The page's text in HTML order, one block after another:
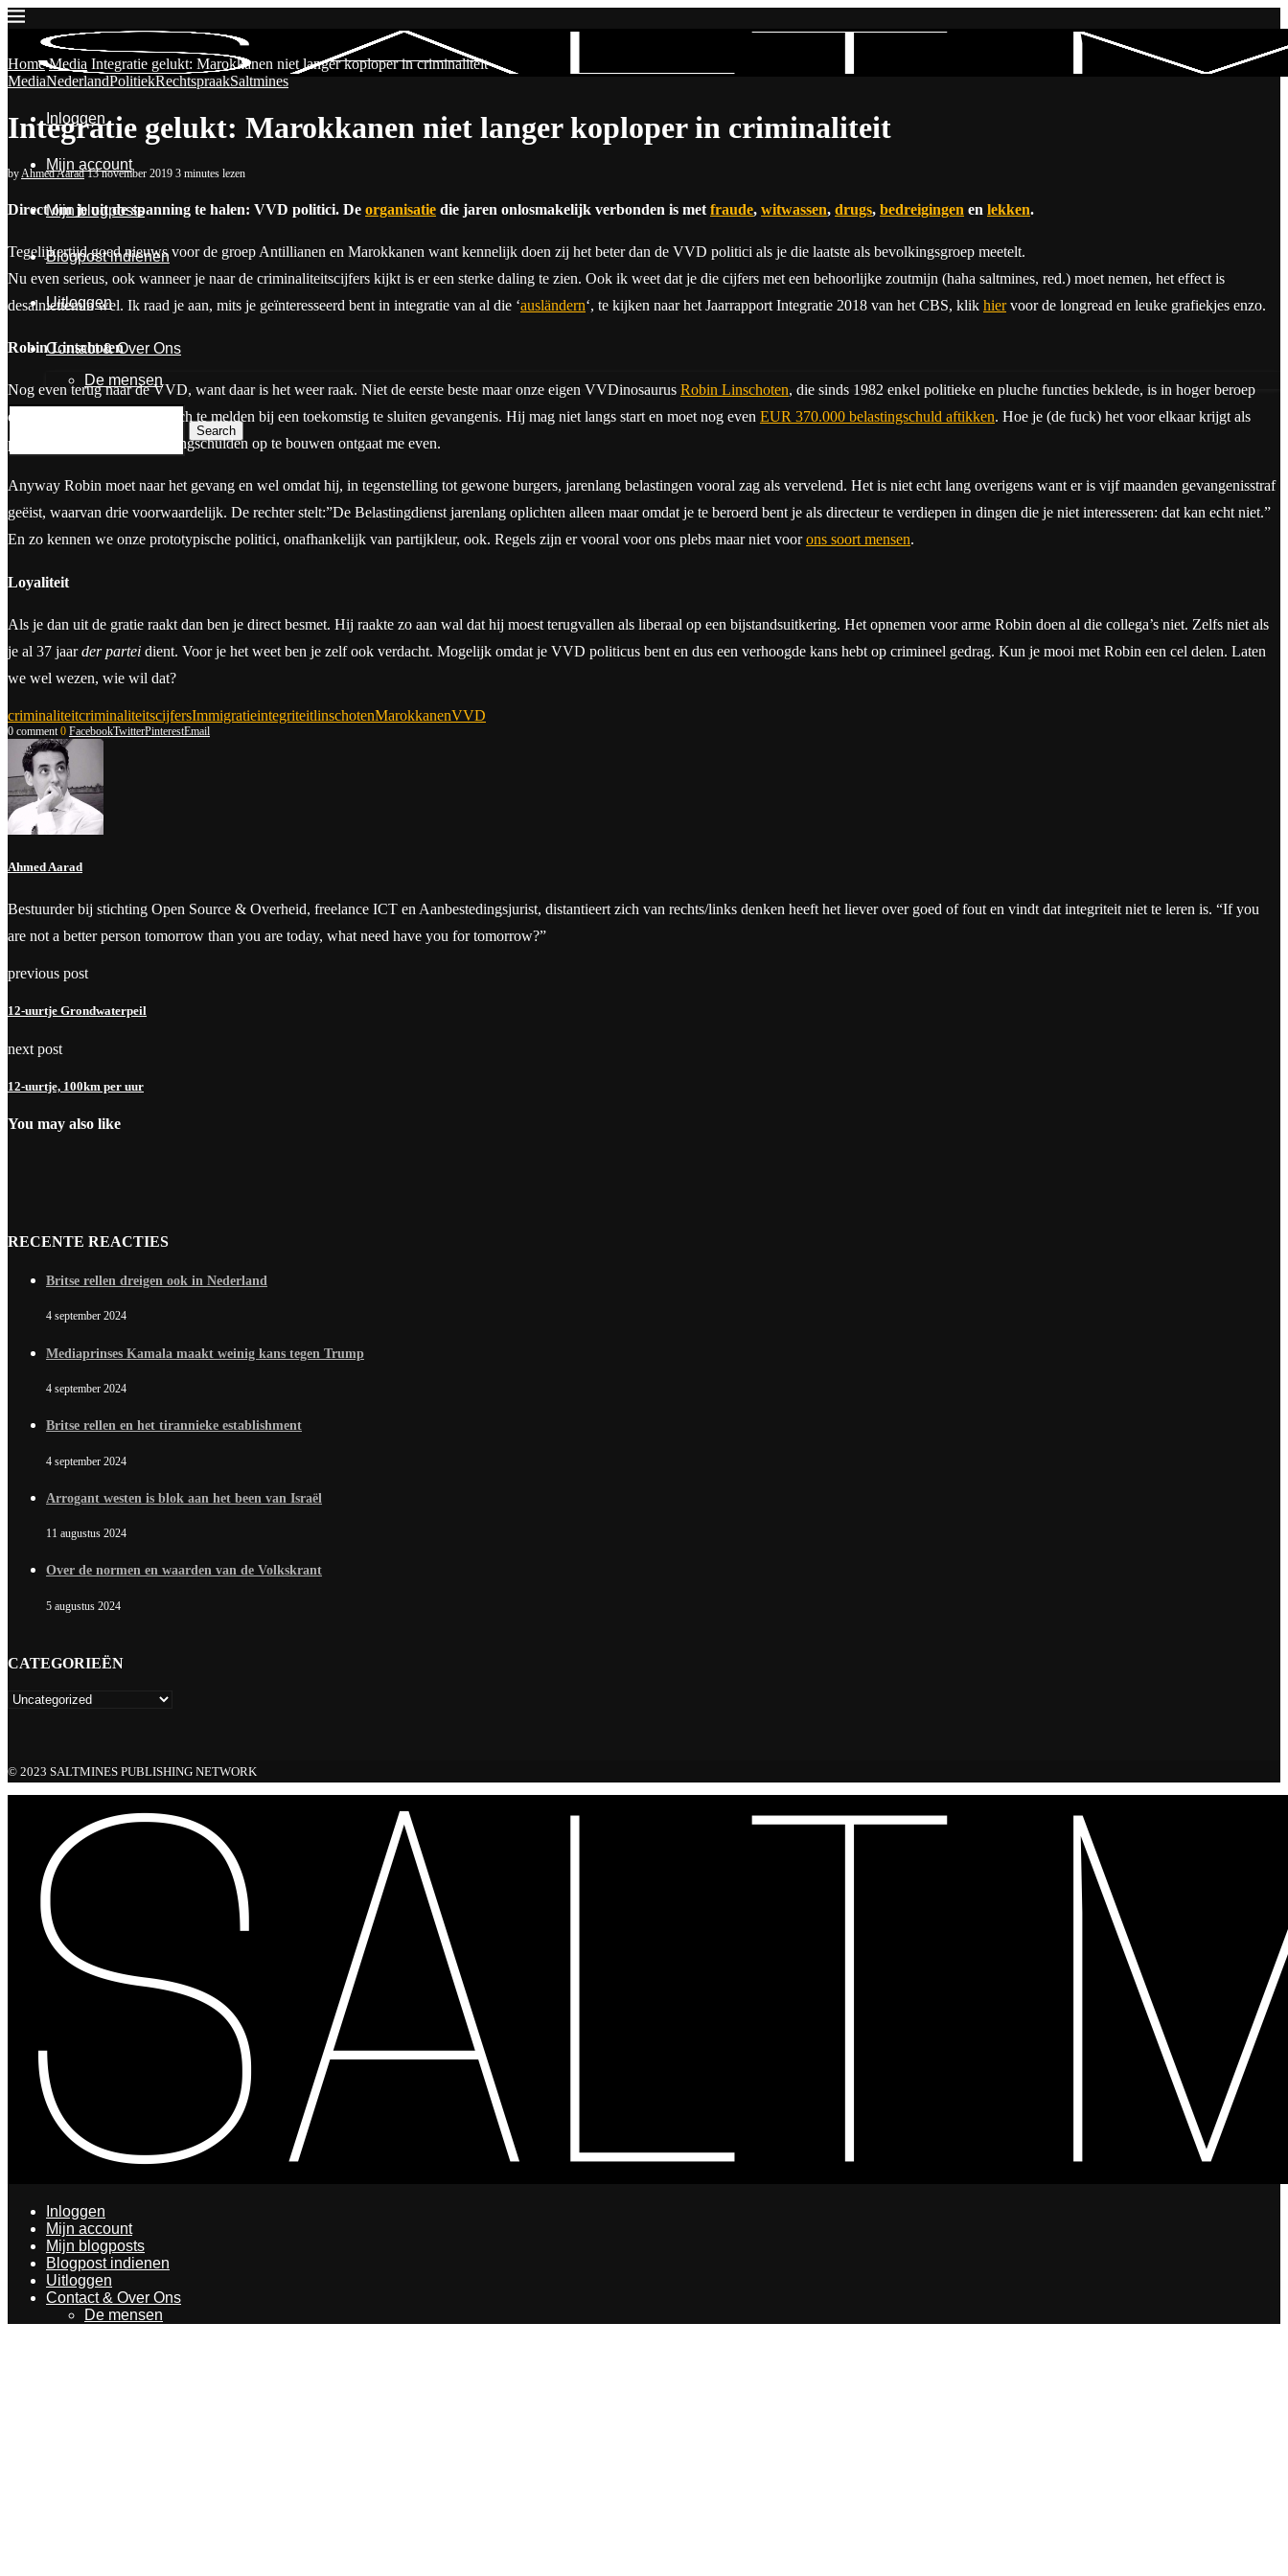
Inloggen
Mijn account
Mijn blogposts
Blogpost indienen
Uitloggen
Contact & Over Ons
De mensen
Search
Home Media Integratie gelukt: Marokkanen niet langer koploper in criminaliteit
MediaNederlandPolitiekRechtspraakSaltmines
Integratie gelukt: Marokkanen niet langer koploper in criminaliteit
byAhmed Aarad 13 november 2019 3 minutes lezen
Direct om je uit de spanning te halen: VVD politici. De organisatie die jaren onlosmakelijk verbonden is met fraude, witwassen, drugs, bedreigingen en lekken.
Tegelijkertijd goed nieuws voor de groep Antillianen en Marokkanen want kennelijk doen zij het beter dan de VVD politici als je die laatste als bevolkingsgroep meetelt.
Nu even serieus, ook wanneer je naar de criminaliteitscijfers kijkt is er een sterke daling te zien. Ook ik weet dat je die cijfers met een behoorlijke zoutmijn (haha saltmines, red.) moet nemen, het effect is
desalniettemin wel. Ik raad je aan, mits je geïnteresseerd bent in integratie van al die ‘ausländern‘, te kijken naar het Jaarrapport Integratie 2018 van het CBS, klik hiervoor de longread en leuke grafiekjes enzo.
Robin Linschoten
Nog even terug naar de VVD, want daar is het weer raak. Niet de eerste beste maar onze eigen VVDinosaurus Robin Linschoten, die sinds 1982 enkel politieke en pluche functies beklede, is in hoger beroep
door een rechter gemaand zich te melden bij een toekomstig te sluiten gevangenis. Hij mag niet langs start en moet nog even EUR 370.000 belastingschuld aftikken. Hoe je (de fuck) het voor elkaar krijgt als
politicus om dat soort belastingschulden op te bouwen ontgaat me even.
Anyway Robin moet naar het gevang en wel omdat hij, in tegenstelling tot gewone burgers, jarenlang belastingen vooral zag als vervelend. Het is niet echt lang overigens want er is vijf maanden gevangenisstraf
geëist, waarvan drie voorwaardelijk. De rechter stelt:”De Belastingdienst jarenlang oplichten alleen maar omdat je te beroerd bent je als directeur te verdiepen in dingen die je niet interesseren: dat kan echt niet.”
En zo kennen we onze prototypische politici, onafhankelijk van partijkleur, ook. Regels zijn er vooral voor ons plebs maar niet voorons soort mensen.
Loyaliteit
Als je dan uit de gratie raakt dan ben je direct besmet. Hij raakte zo aan wal dat hij moest terugvallen als liberaal op een bijstandsuitkering. Het opnemen voor arme Robin doen al die collega’s niet. Zelfs niet als
je al 37 jaarder partei dient. Voor je het weet ben je zelf ook verdacht. Mogelijk omdat je VVD politicus bent en dus een verhoogde kans hebt op crimineel gedrag. Kun je mooi met Robin een cel delen. Laten
we wel wezen, wie wil dat?
criminaliteitcriminaliteitscijfersImmigratieintegriteitlinschotenMarokkanenVVD
0 comment 0 FacebookTwitterPinterestEmail
Ahmed Aarad
Bestuurder bij stichting Open Source & Overheid, freelance ICT en Aanbestedingsjurist, distantieert zich van rechts/links denken heeft het liever over goed of fout en vindt dat integriteit niet te leren is. “If you
are not a better person tomorrow than you are today, what need have you for tomorrow?”
previous post
12-uurtje Grondwaterpeil
next post
12-uurtje, 100km per uur
You may also like
RECENTE REACTIES
Britse rellen dreigen ook in Nederland
4 september 2024
Mediaprinses Kamala maakt weinig kans tegen Trump
4 september 2024
Britse rellen en het tirannieke establishment
4 september 2024
Arrogant westen is blok aan het been van Israël
11 augustus 2024
Over de normen en waarden van de Volkskrant
5 augustus 2024
CATEGORIEËN
© 2023 SALTMINES PUBLISHING NETWORK
Inloggen
Mijn account
Mijn blogposts
Blogpost indienen
Uitloggen
Contact & Over Ons
De mensen